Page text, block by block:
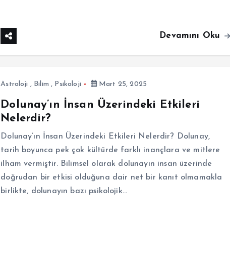
Devamını Oku
Astroloji , Bilim , Psikoloji Mart 25, 2025
Dolunay’ın İnsan Üzerindeki Etkileri
Nelerdir?
Dolunay’ın İnsan Üzerindeki Etkileri Nelerdir? Dolunay,
tarih boyunca pek çok kültürde farklı inançlara ve mitlere
ilham vermiştir. Bilimsel olarak dolunayın insan üzerinde
doğrudan bir etkisi olduğuna dair net bir kanıt olmamakla
birlikte, dolunayın bazı psikolojik…